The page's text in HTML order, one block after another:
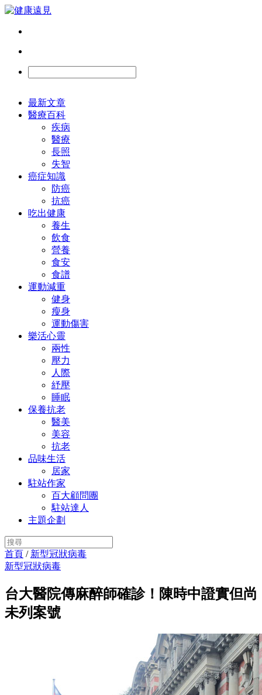
最新文章
醫療百科
疾病
醫療
長照
失智
癌症知識
防癌
抗癌
吃出健康
養生
飲食
營養
食安
食譜
運動減重
健身
瘦身
運動傷害
樂活心靈
兩性
壓力
人際
紓壓
睡眠
保養抗老
醫美
美容
抗老
品味生活
居家
駐站作家
百大顧問團
駐站達人
主題企劃
首頁 / 新型冠狀病毒
新型冠狀病毒
台大醫院傳麻醉師確診！陳時中證實但尚
未列案號